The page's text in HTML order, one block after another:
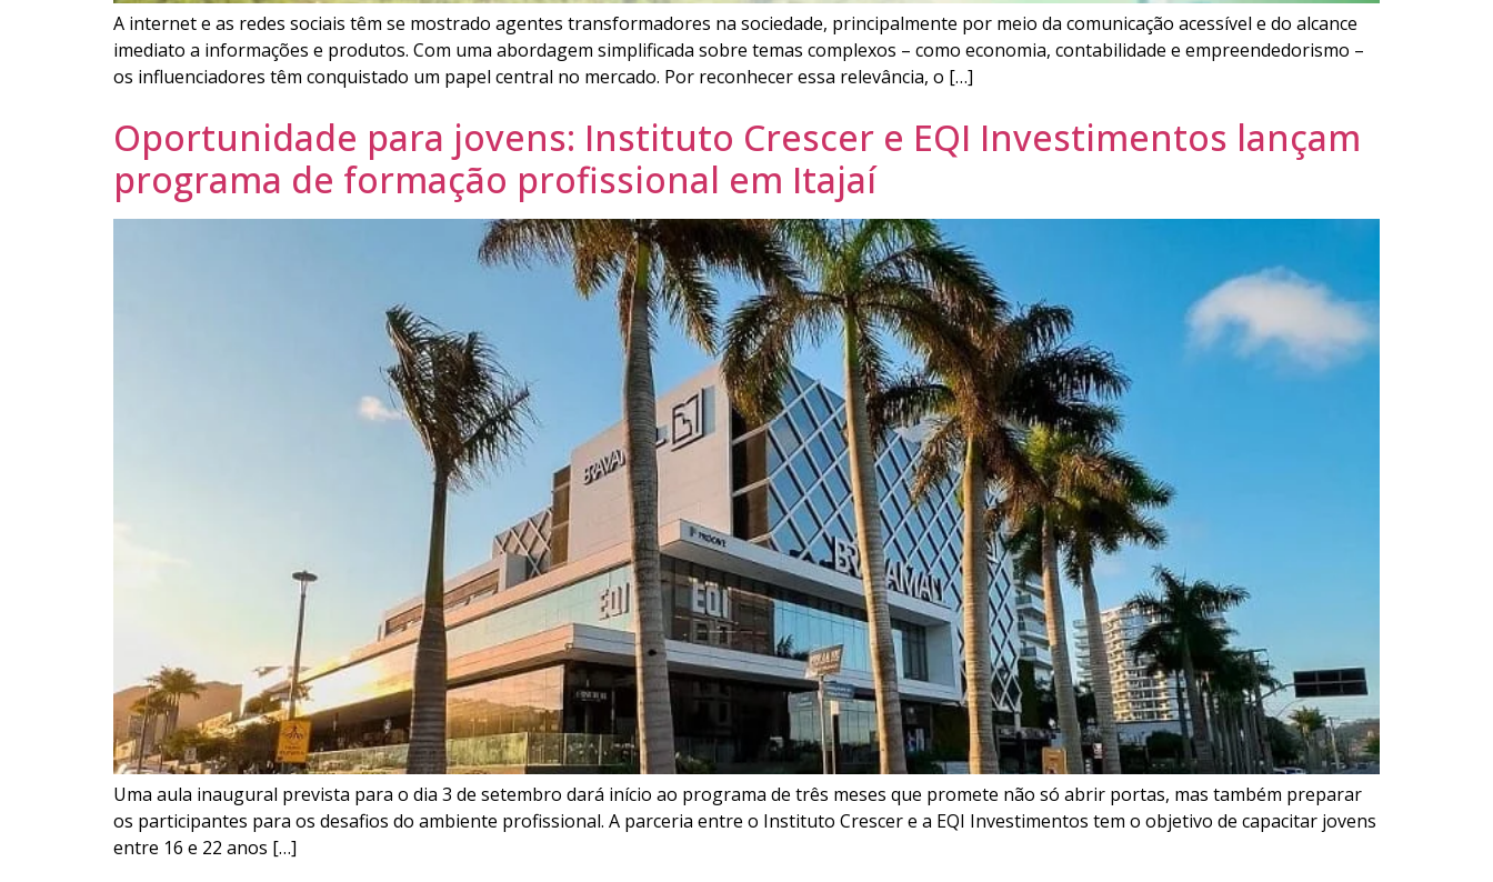
A internet e as redes sociais têm se mostrado agentes transformadores na sociedade, principalmente por meio da comunicação acessível e do alcance
imediato a informações e produtos. Com uma abordagem simplificada sobre temas complexos – como economia, contabilidade e empreendedorismo –
os influenciadores têm conquistado um papel central no mercado. Por reconhecer essa relevância, o […]
Oportunidade para jovens: Instituto Crescer e EQI Investimentos lançam
programa de formação profissional em Itajaí
Uma aula inaugural prevista para o dia 3 de setembro dará início ao programa de três meses que promete não só abrir portas, mas também preparar
os participantes para os desafios do ambiente profissional. A parceria entre o Instituto Crescer e a EQI Investimentos tem o objetivo de capacitar jovens
entre 16 e 22 anos […]